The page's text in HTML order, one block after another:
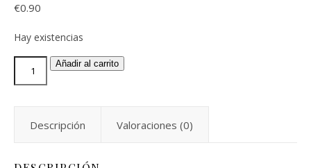
€0.90
Hay existencias
Añadir al carrito
Descripción Valoraciones (0)